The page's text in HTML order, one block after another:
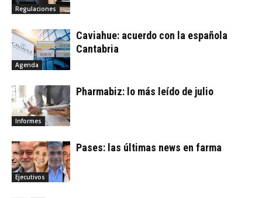
Regulaciones
Agenda
Caviahue: acuerdo con la española
Cantabria
Informes
Pharmabiz: lo más leído de julio
Ejecutivos
Pases: las últimas news en farma